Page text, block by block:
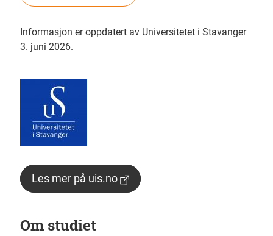
Informasjon er oppdatert av Universitetet i Stavanger
3. juni 2026.
Les mer på uis.no
Om studiet